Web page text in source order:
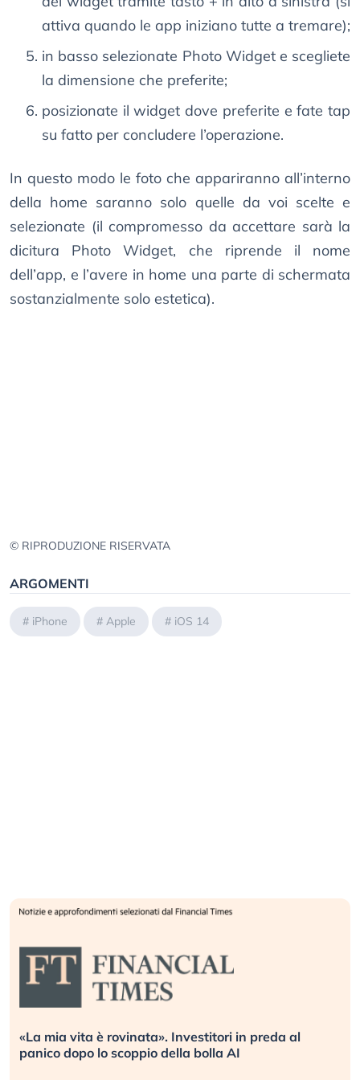
attiva quando le app iniziano tutte a tremare);
in basso selezionate Photo Widget e scegliete
la dimensione che preferite;
posizionate il widget dove preferite e fate tap
su fatto per concludere l’operazione.
In questo modo le foto che appariranno all’interno
della home saranno solo quelle da voi scelte e
selezionate (il compromesso da accettare sarà la
dicitura Photo Widget, che riprende il nome
dell’app, e l’avere in home una parte di schermata
sostanzialmente solo estetica).
© RIPRODUZIONE RISERVATA
ARGOMENTI
# iPhone # Apple # iOS 14
vita è rovinata». Investitori in preda al
lo scoppio della bolla AI
Quando